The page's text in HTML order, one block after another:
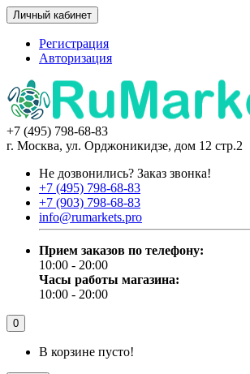
Личный кабинет
Регистрация
Авторизация
+7 (495) 798-68-83
г. Москва, ул. Орджоникидзе, дом 12 стр.2
Не дозвонились? Заказ звонка!
+7 (495) 798-68-83
+7 (903) 798-68-83
info@rumarkets.pro
Прием заказов по телефону:
10:00 - 20:00
Часы работы магазина:
10:00 - 20:00
0
В корзине пусто!